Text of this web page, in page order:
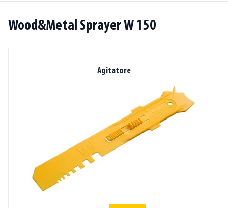
Wood&Metal Sprayer W 150
Agitatore